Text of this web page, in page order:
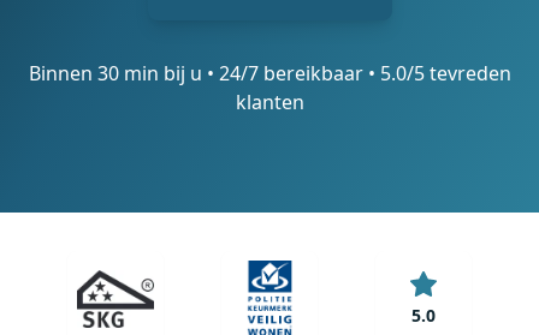
Binnen 30 min bij u • 24/7 bereikbaar • 5.0/5 tevreden
klanten
5.0